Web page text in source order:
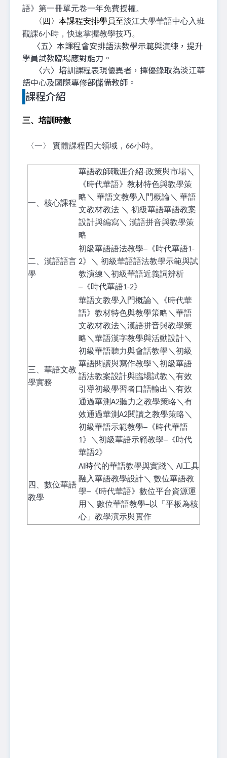
語》第一冊單元卷一年免費授權。
〈四〉本課程安排學員至淡江大學華語中心入班
觀課6小時，快速掌握教學技巧。
〈五〉本課程會安排語法教學示範與演練，提升
學員試教臨場應對能力。
〈六〉培訓課程表現優異者，擇優錄取為淡江華
語中心及國際專修部儲備教師。
課程介紹
三、培訓時數
〈一〉 實體課程四大領域，66小時。
一、核心課程
華語教師職涯介紹-政策與市場＼
《時代華語》教材特色與教學策
略＼ 華語文教學入門概論＼ 華語
文教材教法 ＼ 初級華語華語教案
設計與編寫＼ 漢語拼音與教學策
略
二、漢語語言
學
初級華語語法教學─《時代華語1-
2》＼ 初級華語語法教學示範與試
教演練＼初級華語近義詞辨析
─《時代華語1-2》
三、華語文教
學實務
華語文教學入門概論＼《時代華
語》教材特色與教學策略＼華語
文教材教法＼漢語拼音與教學策
略＼華語漢字教學與活動設計＼
初級華語聽力與會話教學＼初級
華語閱讀與寫作教學＼初級華語
語法教案設計與臨場試教＼有效
引導初級學習者口語輸出＼有效
通過華測A2聽力之教學策略＼有
效通過華測A2閱讀之教學策略＼
初級華語示範教學─《時代華語
1》＼初級華語示範教學─《時代
華語2》
四、數位華語
教學
AI時代的華語教學與實踐＼ AI工具
融入華語教學設計＼ 數位華語教
學─《時代華語》數位平台資源運
用＼ 數位華語教學─以「平板為核
心」教學演示與實作